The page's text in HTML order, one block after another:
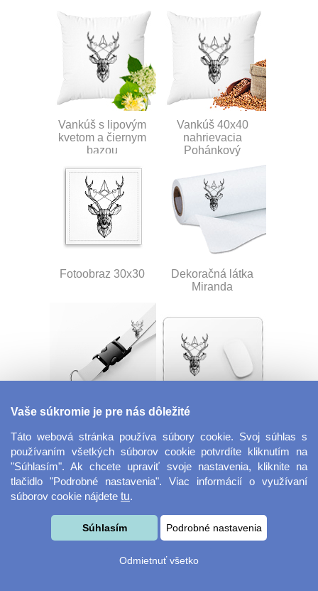
Vankúš s lipovým
kvetom a čiernym
bazou
Vankúš 40x40
nahrievacia
Pohánkový
Fotoobraz 30x30
Dekoračná látka
Miranda
prackou
podložka pod myš
Vaše súkromie je pre nás dôležité
Táto webová stránka používa súbory cookie. Svoj súhlas s
používaním všetkých súborov cookie potvrdíte kliknutím na
"Súhlasím". Ak chcete upraviť svoje nastavenia, kliknite na
tlačidlo "Podrobné nastavenia". Viac informácií o využívaní
súborov cookie nájdete tu.
Súhlasím Podrobné nastavenia
Odmietnuť všetko